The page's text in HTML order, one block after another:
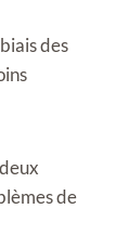
des
de